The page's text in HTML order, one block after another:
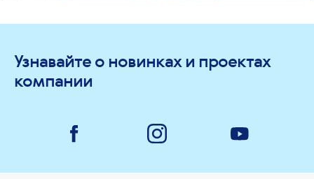
Узнавайте о новинках и проектах
компании